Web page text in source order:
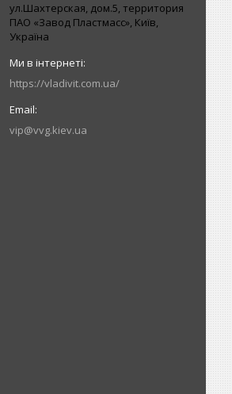
ул.Шахтерская, дом.5, территория
ПАО «Завод Пластмасс», Київ,
Україна
https://vladivit.com.ua/
vip@vvg.kiev.ua